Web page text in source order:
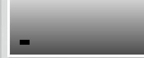
Por favor, aguarde...